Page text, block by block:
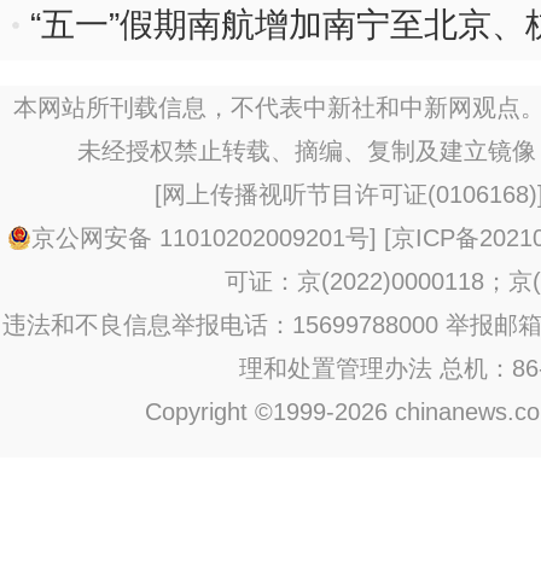
“五一”假期南航增加南宁至北京
本网站所刊载信息，不代表中新社和中新网观点
未经授权禁止转载、摘编、复制及建立镜
[网上传播视听节目许可证(0106168)
京公网安备 11010202009201号] [京ICP备
可证：京(2022)0000118；京
违法和不良信息举报电话：15699788000 举报邮
理和处置管理办法 总机：
Copyright ©1999-2026